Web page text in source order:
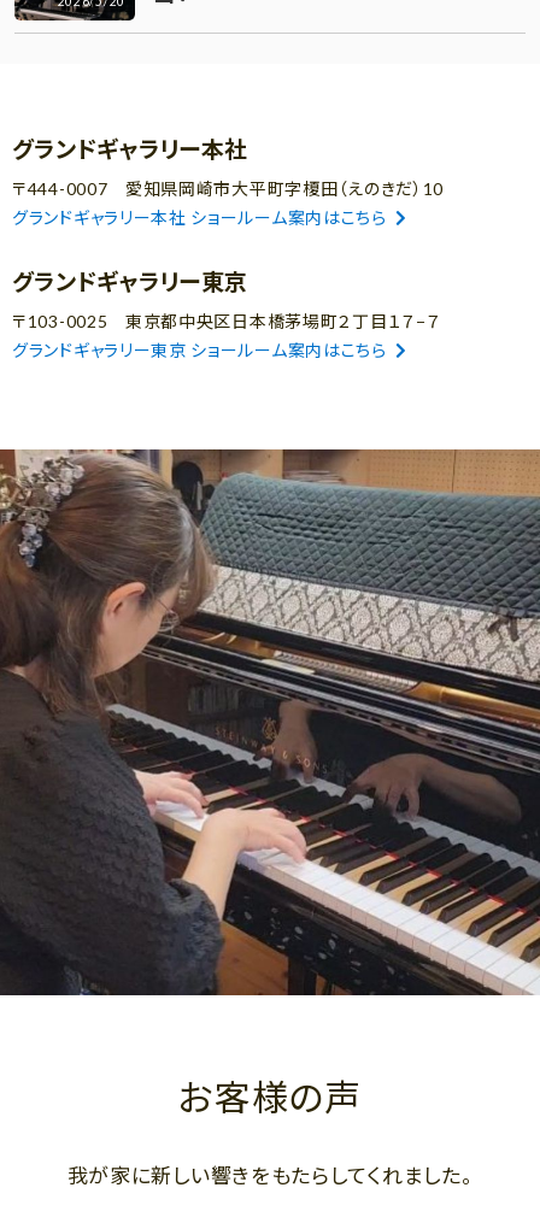
グランドギャラリー本社
〒444-0007 愛知県岡崎市大平町字榎田（えのきだ）10
グランドギャラリー本社 ショールーム案内はこちら
グランドギャラリー東京
〒103-0025 東京都中央区日本橋茅場町２丁目１７−７
グランドギャラリー東京 ショールーム案内はこちら
お客様の声
我が家に新しい響きをもたらしてくれました。